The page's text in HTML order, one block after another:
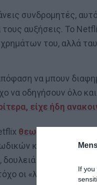
If
συνδρομητές,
αυξήσεις. Το
του, αλλά
να μπουν
να οδηγήσουν όλο
είχε ήδη
θεωρεί πως είναι
και τα
κτλ. Έτσι, θα
οι «λαθραίοι» να